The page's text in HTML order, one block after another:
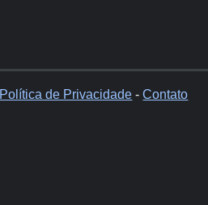
Política de Privacidade -Contato